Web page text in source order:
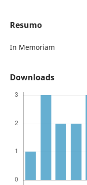
Resumo
In Memoriam
Downloads